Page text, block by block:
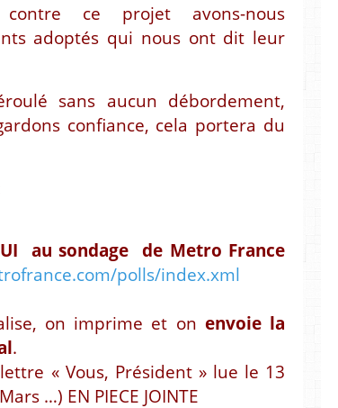
contre ce projet avons-nous
adoptés qui nous ont dit leur
sans aucun débordement,
confiance, cela portera du
au sondage de Metro France
polls/index.xml
on imprime et on envoie la
.
« Vous, Président » lue le 13
…) EN PIECE JOINTE